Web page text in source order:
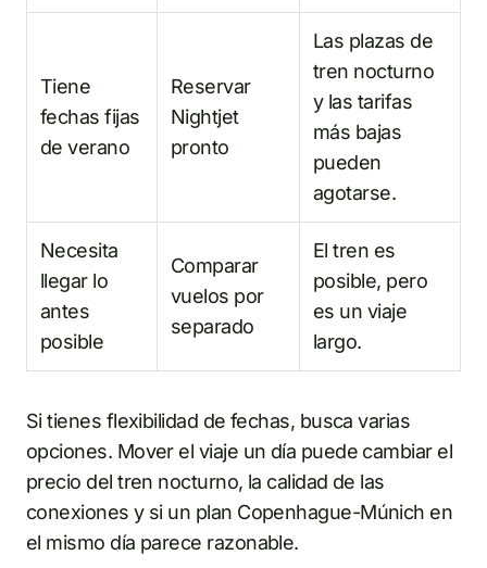
Tiene
fechas fijas
de verano
Reservar
Nightjet
pronto
Las plazas de
tren nocturno
y las tarifas
más bajas
pueden
agotarse.
Necesita
llegar lo
antes
posible
Comparar
vuelos por
separado
El tren es
posible, pero
es un viaje
largo.
Si tienes flexibilidad de fechas, busca varias
opciones. Mover el viaje un día puede cambiar el
precio del tren nocturno, la calidad de las
conexiones y si un plan Copenhague-Múnich en
el mismo día parece razonable.